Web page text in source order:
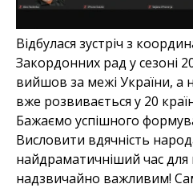
Відбулася зустріч з
Закордонних рад у сезоні
вийшов за межі України, а
вже розвивається у 20
Бажаємо успішного
Висловити вдячність
найдраматичніший час для
надзвичайно важливим!